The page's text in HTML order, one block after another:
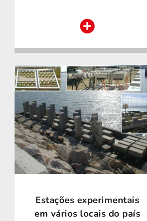
Estações experimentais
em vários locais do país